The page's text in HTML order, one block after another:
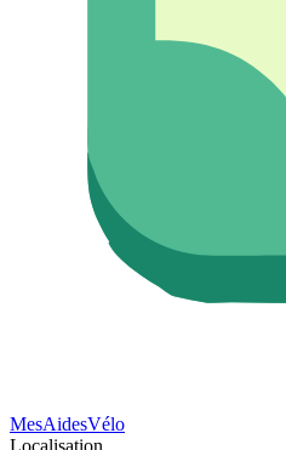
MesAidesVélo
Localisation